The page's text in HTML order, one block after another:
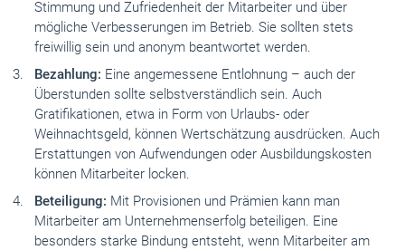
Stimmung und Zufriedenheit der Mitarbeiter und über
mögliche Verbesserungen im Betrieb. Sie sollten stets
freiwillig sein und anonym beantwortet werden.
Bezahlung: Eine angemessene Entlohnung – auch der
Überstunden sollte selbstverständlich sein. Auch
Gratifikationen, etwa in Form von Urlaubs- oder
Weihnachtsgeld, können Wertschätzung ausdrücken. Auch
Erstattungen von Aufwendungen oder Ausbildungskosten
können Mitarbeiter locken.
Beteiligung: Mit Provisionen und Prämien kann man
Mitarbeiter am Unternehmenserfolg beteiligen. Eine
besonders starke Bindung entsteht, wenn Mitarbeiter am